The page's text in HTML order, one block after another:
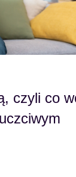
czyli co